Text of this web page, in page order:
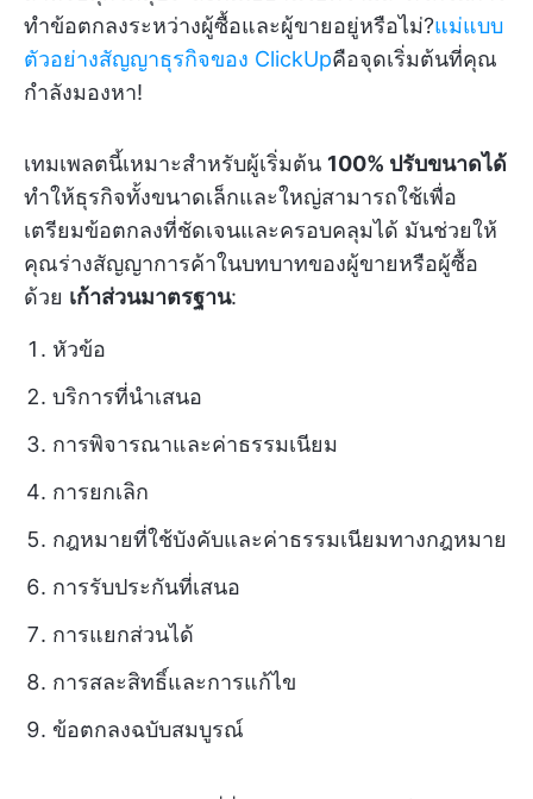
ทำข้อตกลงระหว่างผู้ซื้อและผู้ขายอยู่หรือไม่?แม่แบบ
ตัวอย่างสัญญาธุรกิจของ ClickUpคือจุดเริ่มต้นที่คุณ
กำลังมองหา!
เทมเพลตนี้เหมาะสำหรับผู้เริ่มต้น 100% ปรับขนาดได้
ทำให้ธุรกิจทั้งขนาดเล็กและใหญ่สามารถใช้เพื่อ
เตรียมข้อตกลงที่ชัดเจนและครอบคลุมได้ มันช่วยให้
คุณร่างสัญญาการค้าในบทบาทของผู้ขายหรือผู้ซื้อ
ด้วย เก้าส่วนมาตรฐาน:
หัวข้อ
บริการที่นำเสนอ
การพิจารณาและค่าธรรมเนียม
การยกเลิก
กฎหมายที่ใช้บังคับและค่าธรรมเนียมทางกฎหมาย
การรับประกันที่เสนอ
การแยกส่วนได้
การสละสิทธิ์และการแก้ไข
ข้อตกลงฉบับสมบูรณ์